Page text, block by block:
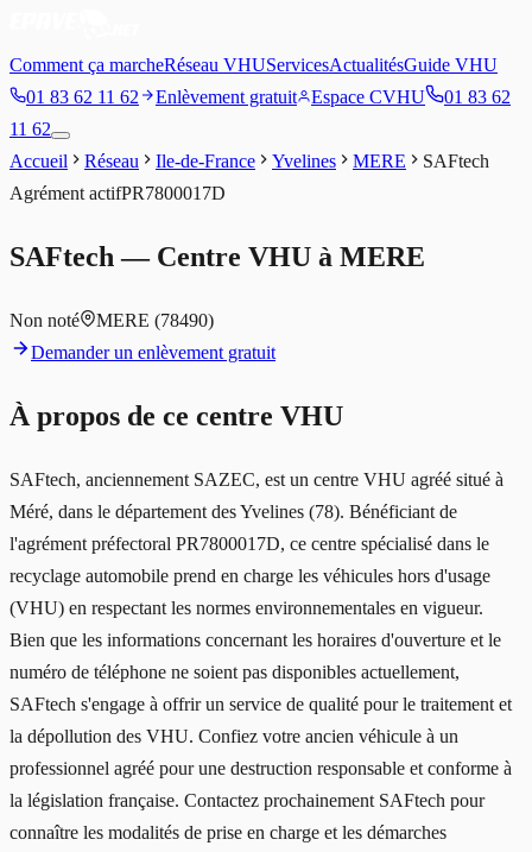
Comment ça marcheRéseau VHUServicesActualitésGuide VHU
01 83 62 11 62
Enlèvement gratuit Espace CVHU
01 83 62
11 62
Accueil
Réseau Ile-de-France Yvelines MERE
SAFtech
Agrément actifPR7800017D
SAFtech — Centre VHU à MERE
Non noté MERE (78490)
Demander un enlèvement gratuit
À propos de ce centre VHU
SAFtech, anciennement SAZEC, est un centre VHU agréé situé à
Méré, dans le département des Yvelines (78). Bénéficiant de
l'agrément préfectoral PR7800017D, ce centre spécialisé dans le
recyclage automobile prend en charge les véhicules hors d'usage
(VHU) en respectant les normes environnementales en vigueur.
Bien que les informations concernant les horaires d'ouverture et le
numéro de téléphone ne soient pas disponibles actuellement,
SAFtech s'engage à offrir un service de qualité pour le traitement et
la dépollution des VHU. Confiez votre ancien véhicule à un
professionnel agréé pour une destruction responsable et conforme à
la législation française. Contactez prochainement SAFtech pour
connaître les modalités de prise en charge et les démarches